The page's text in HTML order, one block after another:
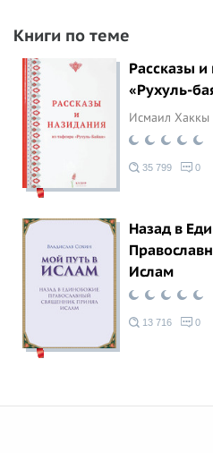
Книги по теме
Рассказы и
«Рухуль-
Исмаил Хаккы
35 799 0
Назад в
Ислам
13 716 0